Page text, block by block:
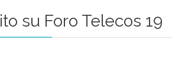
su Foro Telecos 19